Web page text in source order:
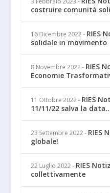
costruire comunità
16 Dicembre 2022 - RIES
solidale in movimento
8 Novembre 2022 - RIES
Economie
11 Ottobre 2022 - RIES
11/11/22 salva la
23 Settembre 2022 - RIES
globale!
22 Luglio 2022 - RIES
collettivamente